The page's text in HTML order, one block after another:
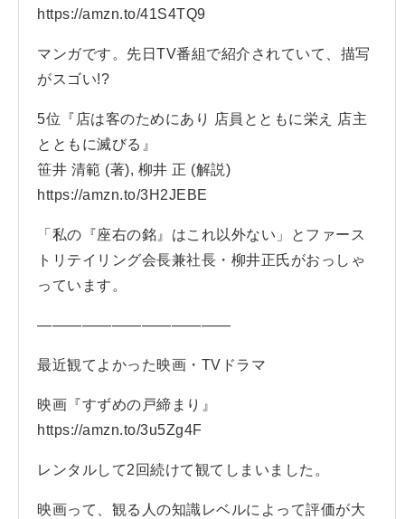
https://amzn.to/41S4TQ9
マンガです。先日TV番組で紹介されていて、描写
がスゴい!?
5位『店は客のためにあり 店員とともに栄え 店主
とともに滅びる』
笹井 清範 (著), 柳井 正 (解説)
https://amzn.to/3H2JEBE
「私の『座右の銘』はこれ以外ない」とファース
トリテイリング会長兼社長・柳井正氏がおっしゃ
っています。
—————————————
最近観てよかった映画・TVドラマ
映画『すずめの戸締まり』
https://amzn.to/3u5Zg4F
レンタルして2回続けて観てしまいました。
映画って、観る人の知識レベルによって評価が大